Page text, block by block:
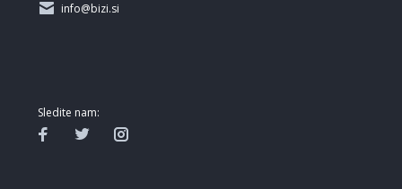
info@bizi.si
Sledite nam: